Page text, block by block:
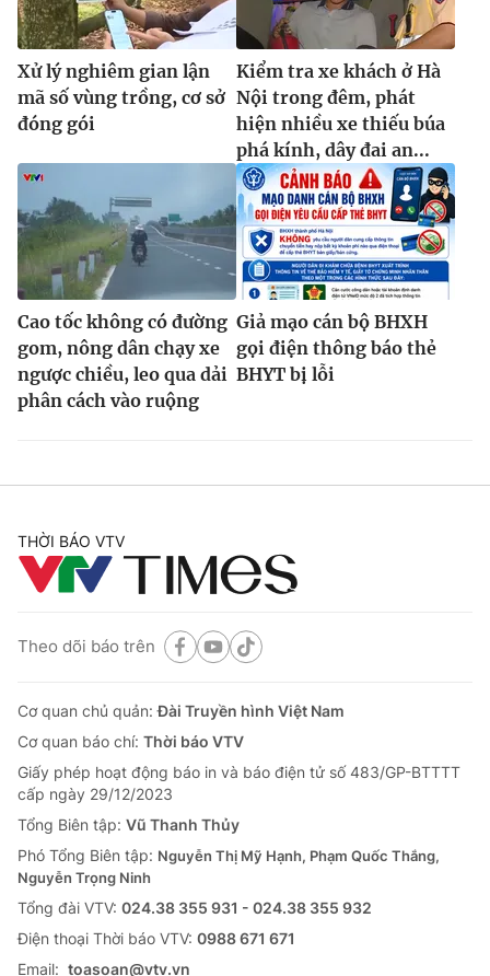
Xử lý nghiêm gian lận
mã số vùng trồng, cơ sở
đóng gói
Kiểm tra xe khách ở Hà
Nội trong đêm, phát
hiện nhiều xe thiếu búa
phá kính, dây đai an...
Cao tốc không có đường
gom, nông dân chạy xe
ngược chiều, leo qua dải
phân cách vào ruộng
Giả mạo cán bộ BHXH
gọi điện thông báo thẻ
BHYT bị lỗi
THỜI BÁO VTV
Theo dõi báo trên
Cơ quan chủ quản:Đài Truyền hình Việt Nam
Cơ quan báo chí: Thời báo VTV
Giấy phép hoạt động báo in và báo điện tử số 483/GP-BTTTT
cấp ngày 29/12/2023
Tổng Biên tập: Vũ Thanh Thủy
Phó Tổng Biên tập: Nguyễn Thị Mỹ Hạnh, Phạm Quốc Thắng,
Nguyễn Trọng Ninh
Tổng đài VTV: 024.38 355 931 - 024.38 355 932
Ðiện thoại Thời báo VTV: 0988 671 671
Email: toasoan@vtv.vn